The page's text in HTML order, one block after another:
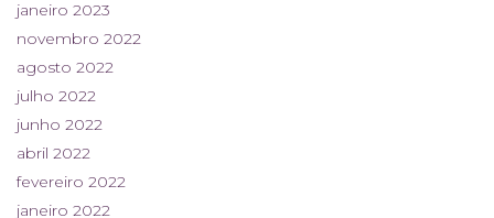
janeiro 2023
novembro 2022
agosto 2022
julho 2022
junho 2022
abril 2022
fevereiro 2022
janeiro 2022